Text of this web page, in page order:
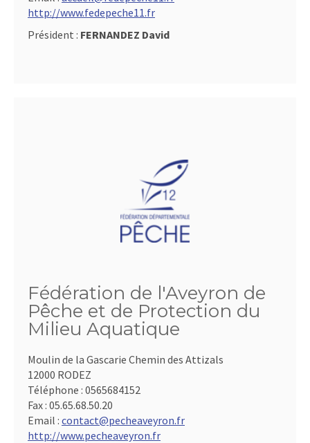
http://www.fedepeche11.fr
Président : FERNANDEZ David
Fédération de l'Aveyron de
Pêche et de Protection du
Milieu Aquatique
Moulin de la Gascarie Chemin des Attizals
12000 RODEZ
Téléphone : 0565684152
Fax : 05.65.68.50.20
Email : contact@pecheaveyron.fr
http://www.pecheaveyron.fr